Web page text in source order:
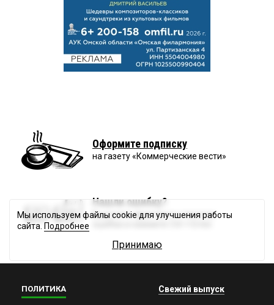
Оформите подписку
на газету «Коммерческие вести»
Нашли ошибку?
Выделите фрагмент с текстом
ПОЛИТИКА Свежий выпуск
Мы используем файлы cookie для улучшения работы
сайта. Подробнее
Принимаю